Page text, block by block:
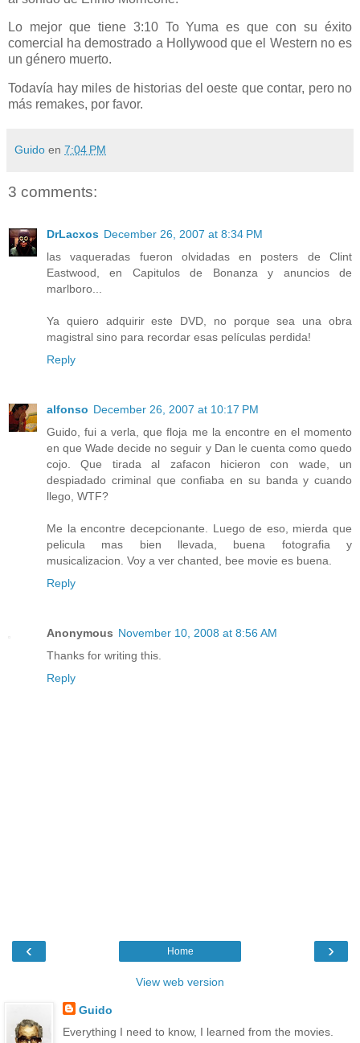
Lo mejor que tiene 3:10 To Yuma es que con su éxito
comercial ha demostrado a Hollywood que el Western no es
un género muerto.
Todavía hay miles de historias del oeste que contar, pero no
más remakes, por favor.
Guido en 7:04 PM
3 comments:
DrLacxos December 26, 2007 at 8:34 PM
las vaqueradas fueron olvidadas en posters de Clint
Eastwood, en Capitulos de Bonanza y anuncios de
marlboro...
Ya quiero adquirir este DVD, no porque sea una obra
magistral sino para recordar esas películas perdida!
Reply
alfonso December 26, 2007 at 10:17 PM
Guido, fui a verla, que floja me la encontre en el momento
en que Wade decide no seguir y Dan le cuenta como quedo
cojo. Que tirada al zafacon hicieron con wade, un
despiadado criminal que confiaba en su banda y cuando
llego, WTF?
Me la encontre decepcionante. Luego de eso, mierda que
pelicula mas bien llevada, buena fotografia y
musicalizacion. Voy a ver chanted, bee movie es buena.
Reply
Anonymous November 10, 2008 at 8:56 AM
Thanks for writing this.
Reply
‹ ›
Home
View web version
Guido
Everything I need to know, I learned from the movies.